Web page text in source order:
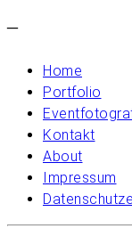
–
Home
Portfolio
Kontakt
About
Impressum